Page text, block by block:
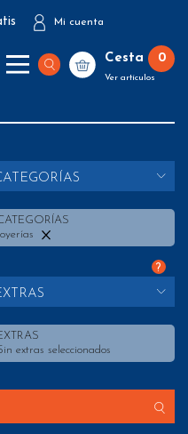
Mi cuenta
Cesta 0
Ver artículos
Joyerías
?
extras seleccionados